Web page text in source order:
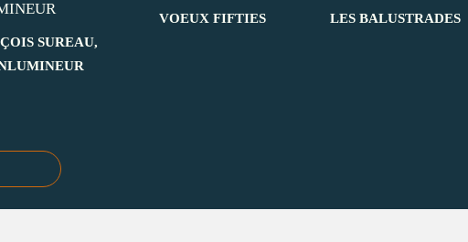
SUREAU,
VOEUX FIFTIES LES BALUSTRADES